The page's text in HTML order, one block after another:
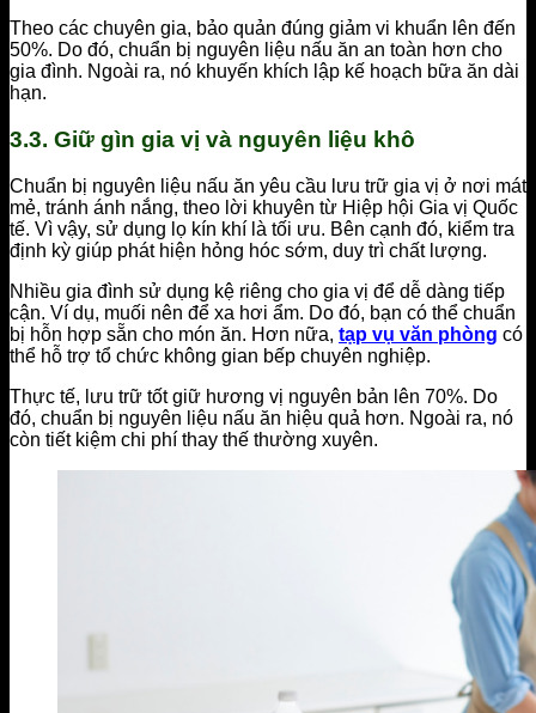
Theo các chuyên gia, bảo quản đúng giảm vi khuẩn lên đến
50%. Do đó, chuẩn bị nguyên liệu nấu ăn an toàn hơn cho
gia đình. Ngoài ra, nó khuyến khích lập kế hoạch bữa ăn dài
hạn.
3.3. Giữ gìn gia vị và nguyên liệu khô
Chuẩn bị nguyên liệu nấu ăn yêu cầu lưu trữ gia vị ở nơi mát
mẻ, tránh ánh nắng, theo lời khuyên từ Hiệp hội Gia vị Quốc
tế. Vì vậy, sử dụng lọ kín khí là tối ưu. Bên cạnh đó, kiểm tra
định kỳ giúp phát hiện hỏng hóc sớm, duy trì chất lượng.
Nhiều gia đình sử dụng kệ riêng cho gia vị để dễ dàng tiếp
cận. Ví dụ, muối nên để xa hơi ẩm. Do đó, bạn có thể chuẩn
bị hỗn hợp sẵn cho món ăn. Hơn nữa, tạp vụ văn phòng có
thể hỗ trợ tổ chức không gian bếp chuyên nghiệp.
Thực tế, lưu trữ tốt giữ hương vị nguyên bản lên 70%. Do
đó, chuẩn bị nguyên liệu nấu ăn hiệu quả hơn. Ngoài ra, nó
còn tiết kiệm chi phí thay thế thường xuyên.